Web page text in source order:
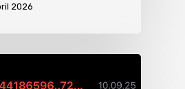
2026